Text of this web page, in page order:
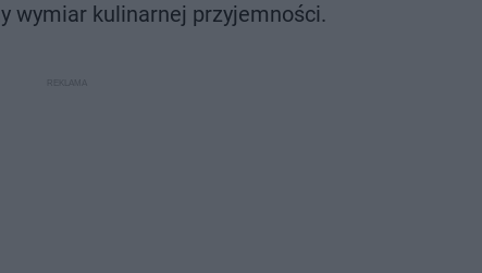
wymiar kulinarnej przyjemności.